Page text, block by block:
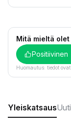
Mitä mieltä
Positiivinen
Huomautus: tiedot
Yleiskatsaus